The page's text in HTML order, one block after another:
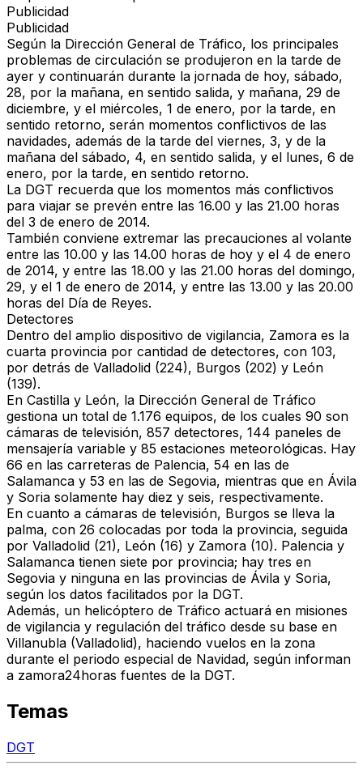
Publicidad
Publicidad
Según la Dirección General de Tráfico, los principales
problemas de circulación se produjeron en la tarde de
ayer y continuarán durante la jornada de hoy, sábado,
28, por la mañana, en sentido salida, y mañana, 29 de
diciembre, y el miércoles, 1 de enero, por la tarde, en
sentido retorno, serán momentos conflictivos de las
navidades, además de la tarde del viernes, 3, y de la
mañana del sábado, 4, en sentido salida, y el lunes, 6 de
enero, por la tarde, en sentido retorno.
La DGT recuerda que los momentos más conflictivos
para viajar se prevén entre las 16.00 y las 21.00 horas
del 3 de enero de 2014.
También conviene extremar las precauciones al volante
entre las 10.00 y las 14.00 horas de hoy y el 4 de enero
de 2014, y entre las 18.00 y las 21.00 horas del domingo,
29, y el 1 de enero de 2014, y entre las 13.00 y las 20.00
horas del Día de Reyes.
Detectores
Dentro del amplio dispositivo de vigilancia, Zamora es la
cuarta provincia por cantidad de detectores, con 103,
por detrás de Valladolid (224), Burgos (202) y León
(139).
En Castilla y León, la Dirección General de Tráfico
gestiona un total de 1.176 equipos, de los cuales 90 son
cámaras de televisión, 857 detectores, 144 paneles de
mensajería variable y 85 estaciones meteorológicas. Hay
66 en las carreteras de Palencia, 54 en las de
Salamanca y 53 en las de Segovia, mientras que en Ávila
y Soria solamente hay diez y seis, respectivamente.
En cuanto a cámaras de televisión, Burgos se lleva la
palma, con 26 colocadas por toda la provincia, seguida
por Valladolid (21), León (16) y Zamora (10). Palencia y
Salamanca tienen siete por provincia; hay tres en
Segovia y ninguna en las provincias de Ávila y Soria,
según los datos facilitados por la DGT.
Además, un helicóptero de Tráfico actuará en misiones
de vigilancia y regulación del tráfico desde su base en
Villanubla (Valladolid), haciendo vuelos en la zona
durante el periodo especial de Navidad, según informan
a zamora24horas fuentes de la DGT.
Temas
DGT